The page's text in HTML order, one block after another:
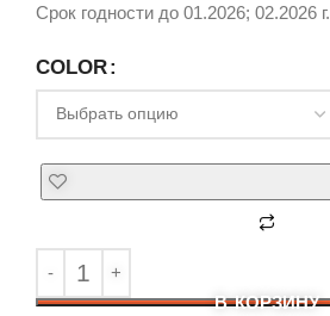
Срок годности до 01.2026; 02.2026 г.
COLOR
В КОРЗИНУ